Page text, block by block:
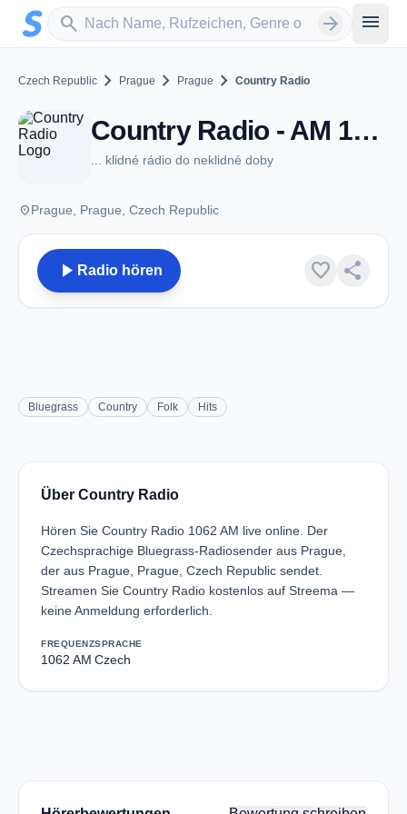
Zum Hauptinhalt springen
search
Sender suchen arrow_forward menu
Czech Republic chevron_right Prague chevron_right Prague chevron_right Country Radio
Country Radio - AM 1062 - Prague
... klidné rádio do neklidné doby
placePrague, Prague, Czech Republic
play_arrow Radio hören favorite share
Bluegrass Country Folk Hits
Über Country Radio
Hören Sie Country Radio 1062 AM live online. Der
Czechsprachige Bluegrass-Radiosender aus Prague,
der aus Prague, Prague, Czech Republic sendet.
Streamen Sie Country Radio kostenlos auf Streema —
keine Anmeldung erforderlich.
FREQUENZ
1062 AM
SPRACHE
Czech